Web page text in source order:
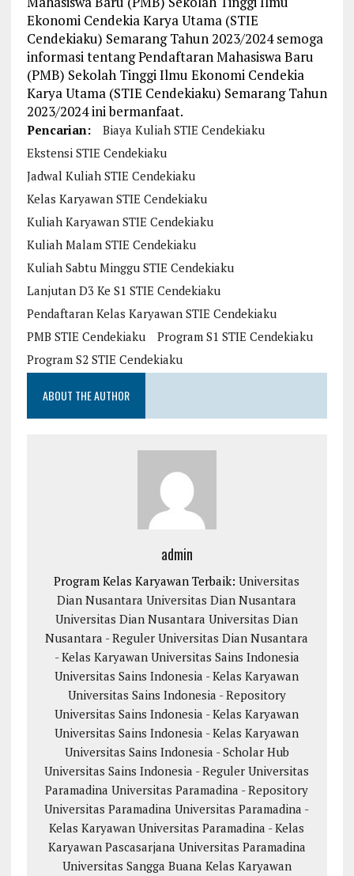
Ekonomi Cendekia Karya Utama (STIE
Cendekiaku) Semarang Tahun 2023/2024 semoga
informasi tentang Pendaftaran Mahasiswa Baru
(PMB) Sekolah Tinggi Ilmu Ekonomi Cendekia
Karya Utama (STIE Cendekiaku) Semarang Tahun
2023/2024 ini bermanfaat.
Pencarian:
Biaya Kuliah STIE Cendekiaku
Ekstensi STIE Cendekiaku
Jadwal Kuliah STIE Cendekiaku
Kelas Karyawan STIE Cendekiaku
Kuliah Karyawan STIE Cendekiaku
Kuliah Malam STIE Cendekiaku
Kuliah Sabtu Minggu STIE Cendekiaku
Lanjutan D3 Ke S1 STIE Cendekiaku
Pendaftaran Kelas Karyawan STIE Cendekiaku
PMB STIE Cendekiaku
Program S1 STIE Cendekiaku
Program S2 STIE Cendekiaku
ABOUT THE AUTHOR
admin
Program Kelas Karyawan Terbaik:Universitas
Dian Nusantara Universitas Dian Nusantara
Universitas Dian Nusantara Universitas Dian
Nusantara - Reguler Universitas Dian Nusantara
- Kelas Karyawan Universitas Sains Indonesia
Universitas Sains Indonesia - Kelas Karyawan
Universitas Sains Indonesia - Repository
Universitas Sains Indonesia - Kelas Karyawan
Universitas Sains Indonesia - Kelas Karyawan
Universitas Sains Indonesia - Scholar Hub
Universitas Sains Indonesia - Reguler Universitas
Paramadina Universitas Paramadina - Repository
Universitas Paramadina Universitas Paramadina -
Kelas Karyawan Universitas Paramadina - Kelas
Karyawan Pascasarjana Universitas Paramadina
Universitas Sangga Buana Kelas Karyawan